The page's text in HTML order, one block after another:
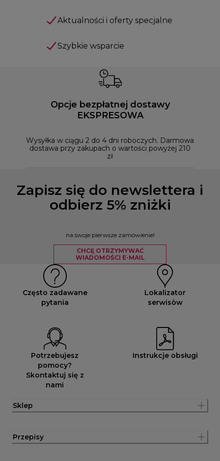
Aktualności i oferty specjalne
Szybkie wsparcie
Opcje bezpłatnej dostawy
EKSPRESOWA
Wysyłka w ciągu 2 do 4 dni roboczych. Darmowa
dostawa przy zakupach o wartości powyżej 210
zł
Zapisz się do newslettera i
odbierz 5% zniżki
na swoje pierwsze zamówienie!
CHCĘ OTRZYMYWAĆ
WIADOMOŚCI E-MAIL
Często zadawane
pytania
Lokalizator
serwisòw
Potrzebujesz
pomocy?
Skontaktuj się z
nami
Instrukcje obsługi
Sklep
Przepisy